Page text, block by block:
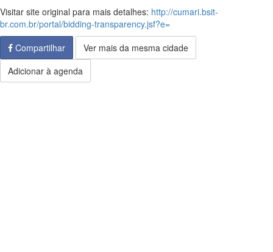
Visitar site original para mais detalhes: http://cumari.bsit-
br.com.br/portal/bidding-transparency.jsf?e=
Compartilhar
Ver mais da mesma cidade
Adicionar à agenda